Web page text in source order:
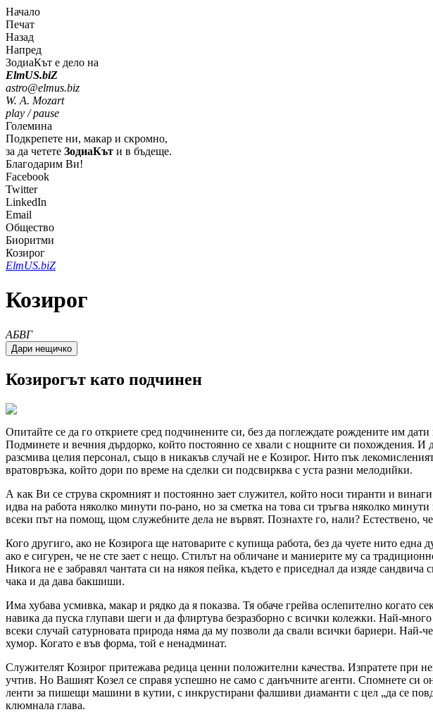
Начало
Печат
Назад
Напред
ЗодиаКът е дело на
ElmUS.biZ
astro@elmus.biz
W. A. Mozart
play / pause
Големина
Подкрепете ни, макар и скромно,
за да четете ЗодиаКът и в бъдеще.
Благодарим Ви!
Facebook
Twitter
LinkedIn
Email
Общество
Биоритми
Козирог
ElmUS.biZ
Козирог
AБВГ
Козирогът като подчинен
Опитайте се да го откриете сред подчинените си, без да поглеждате рождените им
Подминете и вечния дърдорко, който постоянно се хвали с нощните си похождения.
разсмива целия персонал, също в никакъв случай не е Козирог. Нито пък
вратовръзка, който дори по време на сделки си подсвирква с уста разни мелодийки.
А как Ви се струва скромният и постоянно зает служител, който носи тиранти и
идва на работа няколко минути по-рано, но за сметка на това си тръгва няколко
всеки път на помощ, щом служебните дела не вървят. Познахте го, нали? Естествено,
Кого другиго, ако не Козирога ще натоварите с купища работа, без да чуете нито
ако е сигурен, че не сте зает с нещо. Стилът на обличане и маниерите му са
Никога не е забравял чантата си на някоя пейка, където е приседнал да изяде
чака и да дава бакшиши.
Има хубава усмивка, макар и рядко да я показва. Тя обаче грейва ослепително когато
навика да пуска глупави шеги и да флиртува безразборно с всички колежки. Най-
всеки случай сатурновата природа няма да му позволи да свали всички бариери. Най-
хумор. Когато е във форма, той е ненадминат.
Служителят Козирог притежава редица ценни положителни качества. Изпратете при
учтив. Но Вашият Козел се справя успешно не само с данъчните агенти. Спомнете си
ленти за пишещи машини в кутии, с инкрустирани фалшиви диаманти с цел
да се
клюмнала глава.